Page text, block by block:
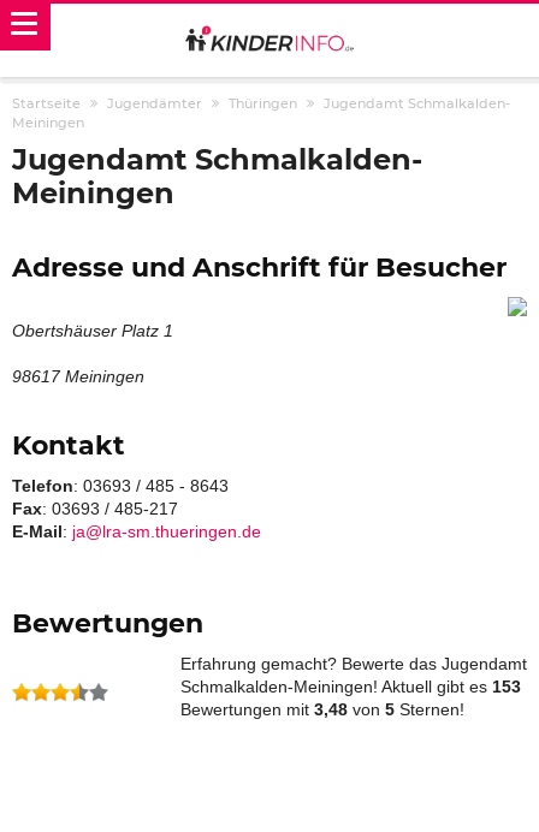
Startseite Jugendämter Thüringen
Jugendamt Schmalkalden-
Meiningen
Jugendamt Schmalkalden-
Meiningen
Adresse und Anschrift für Besucher
Obertshäuser Platz 1
98617 Meiningen
Kontakt
Telefon: 03693 / 485 - 8643
Fax: 03693 / 485-217
E-Mail: ja@lra-sm.thueringen.de
Bewertungen
Erfahrung gemacht? Bewerte das Jugendamt
Schmalkalden-Meiningen! Aktuell gibt es 153
Bewertungen mit 3,48 von 5 Sternen!